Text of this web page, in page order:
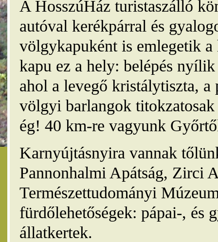
A HosszúHáz turistaszálló
autóval kerékpárral és
völgykapuként is emlegetik
kapu ez a hely: belépés
ahol a levegő kristálytiszta, a
völgyi barlangok
ég! 40 km-re vagyunk
Karnyújtásnyira vannak
Pannonhalmi Apátság, Zirci
Természettudományi
fürdőlehetőségek: pápai-, és
állatkertek.